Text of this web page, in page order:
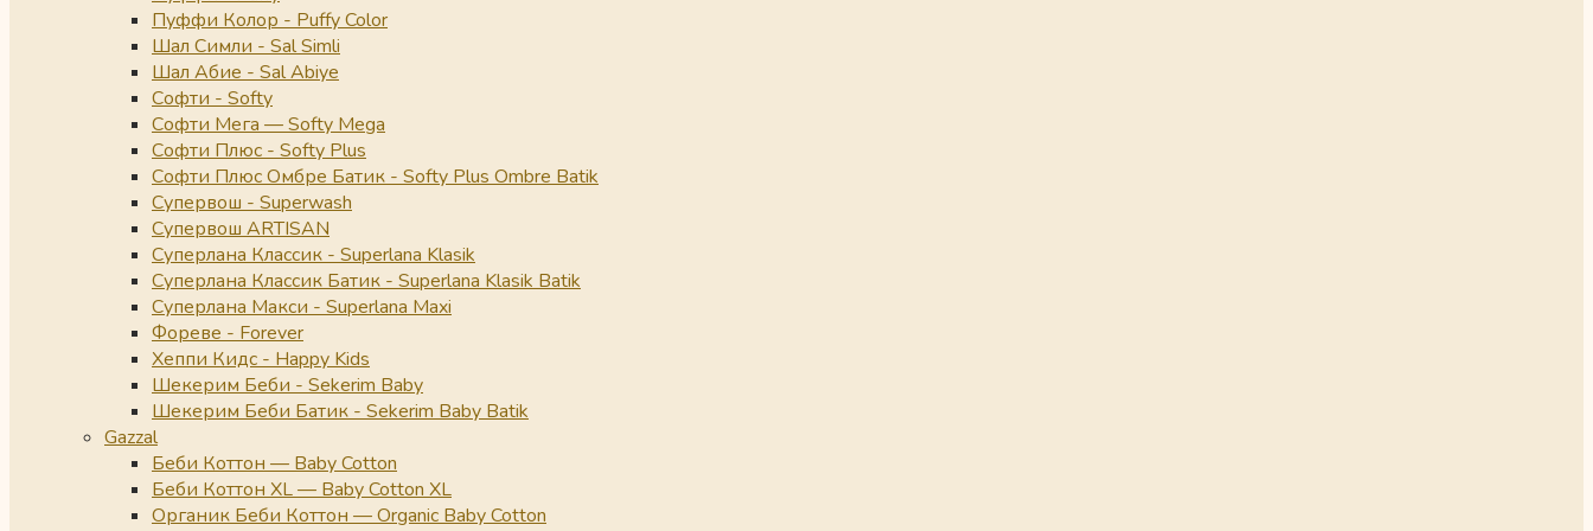
Пуффи Колор - Puffy Color
Шал Симли - Sal Simli
Шал Абие - Sal Abiye
Софти - Softy
Софти Мега — Softy Mega
Софти Плюс - Softy Plus
Софти Плюс Омбре Батик - Softy Plus Ombre Batik
Супервош - Superwash
Супервош ARTISAN
Суперлана Классик - Superlana Klasik
Суперлана Классик Батик - Superlana Klasik Batik
Суперлана Макси - Superlana Maxi
Фореве - Forever
Хеппи Кидс - Happy Kids
Шекерим Беби - Sekerim Baby
Шекерим Беби Батик - Sekerim Baby Batik
Gazzal
Беби Коттон — Baby Cotton
Беби Коттон XL — Baby Cotton XL
Органик Беби Коттон — Organic Baby Cotton